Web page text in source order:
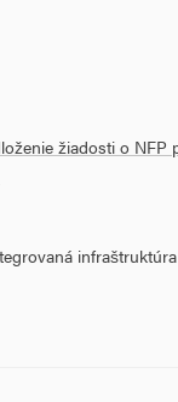
žiadosti o NFP
infraštruktúra